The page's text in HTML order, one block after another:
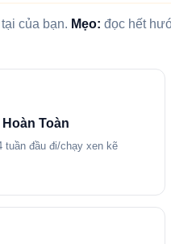
của bạn. Mẹo: đọc hết
Toàn
tuần đầu đi/chạy xen kẽ